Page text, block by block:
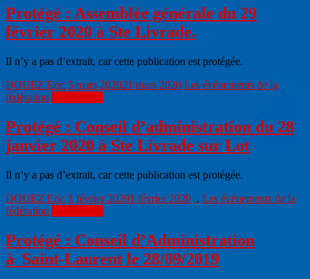
Protégé : Assemblée générale du 29
février 2020 à Ste Livrade.
Il n’y a pas d’extrait, car cette publication est protégée.
DOUEZ Eric 5 mars 202021 mars 2020 Les évènements de la
fédération
Protégé : Conseil d’administration du 28
janvier 2020 à Ste Livrade sur Lot
Il n’y a pas d’extrait, car cette publication est protégée.
DOUEZ Eric 1 février 20201 février 2020 ., Les évènements de la
fédération
Protégé : Conseil d’Administration
à Saint-Laurent le 28/09/2019